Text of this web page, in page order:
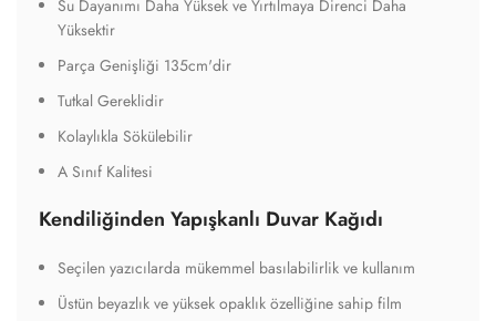
Su Dayanımı Daha Yüksek ve Yırtılmaya Direnci Daha
Yüksektir
Parça Genişliği 135cm'dir
Tutkal Gereklidir
Kolaylıkla Sökülebilir
A Sınıf Kalitesi
Kendiliğinden Yapışkanlı Duvar Kağıdı
Seçilen yazıcılarda mükemmel basılabilirlik ve kullanım
Üstün beyazlık ve yüksek opaklık özelliğine sahip film